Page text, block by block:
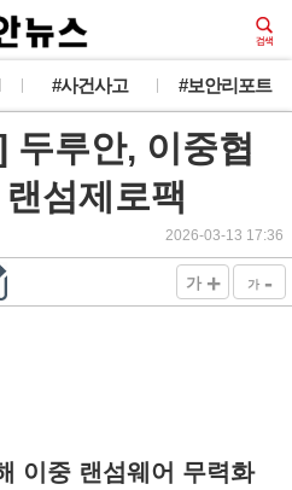
#사건사고 #보안리포트
두루안, 이중협
섬제로팩
2026-03-13 17:36
가 + 가 -
이중 랜섬웨어 무력화